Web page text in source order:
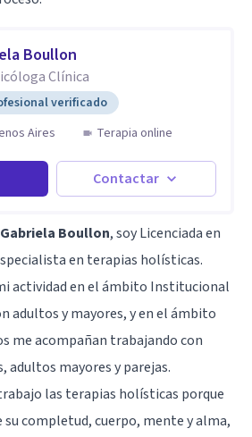
Boullon
Clínica
verificado
Aires
Terapia online
Contactar
Gabriela Boullon, soy Licenciada en
en terapias holísticas.
actividad en el ámbito Institucional
adultos y mayores, y en el ámbito
me acompañan trabajando con
adultos mayores y parejas.
las terapias holísticas porque
su completud, cuerpo, mente y alma,